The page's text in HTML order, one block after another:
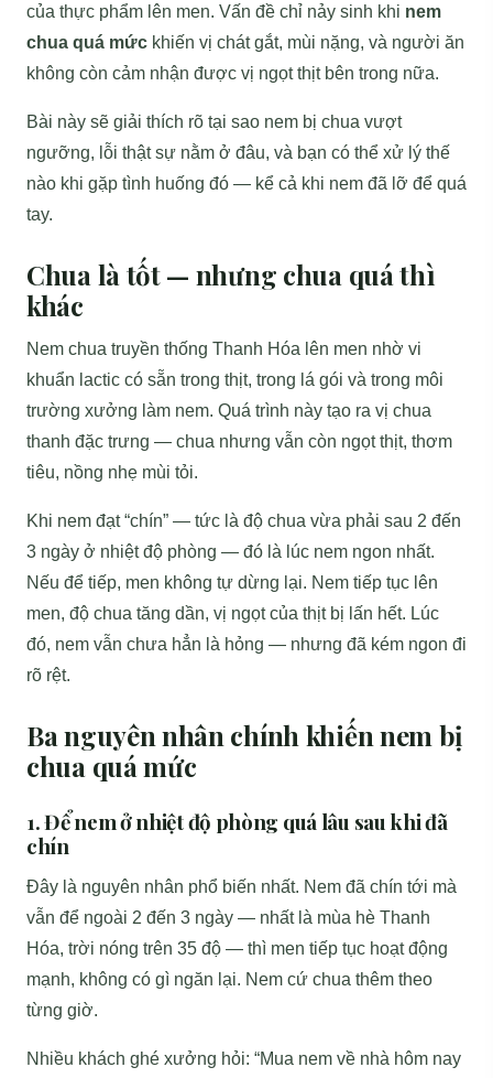
của thực phẩm lên men. Vấn đề chỉ nảy sinh khi nem
chua quá mức khiến vị chát gắt, mùi nặng, và người ăn
không còn cảm nhận được vị ngọt thịt bên trong nữa.
Bài này sẽ giải thích rõ tại sao nem bị chua vượt
ngưỡng, lỗi thật sự nằm ở đâu, và bạn có thể xử lý thế
nào khi gặp tình huống đó — kể cả khi nem đã lỡ để quá
tay.
Chua là tốt — nhưng chua quá thì
khác
Nem chua truyền thống Thanh Hóa lên men nhờ vi
khuẩn lactic có sẵn trong thịt, trong lá gói và trong môi
trường xưởng làm nem. Quá trình này tạo ra vị chua
thanh đặc trưng — chua nhưng vẫn còn ngọt thịt, thơm
tiêu, nồng nhẹ mùi tỏi.
Khi nem đạt “chín” — tức là độ chua vừa phải sau 2 đến
3 ngày ở nhiệt độ phòng — đó là lúc nem ngon nhất.
Nếu để tiếp, men không tự dừng lại. Nem tiếp tục lên
men, độ chua tăng dần, vị ngọt của thịt bị lấn hết. Lúc
đó, nem vẫn chưa hẳn là hỏng — nhưng đã kém ngon đi
rõ rệt.
Ba nguyên nhân chính khiến nem bị
chua quá mức
1. Để nem ở nhiệt độ phòng quá lâu sau khi đã
chín
Đây là nguyên nhân phổ biến nhất. Nem đã chín tới mà
vẫn để ngoài 2 đến 3 ngày — nhất là mùa hè Thanh
Hóa, trời nóng trên 35 độ — thì men tiếp tục hoạt động
mạnh, không có gì ngăn lại. Nem cứ chua thêm theo
từng giờ.
Nhiều khách ghé xưởng hỏi: “Mua nem về nhà hôm nay